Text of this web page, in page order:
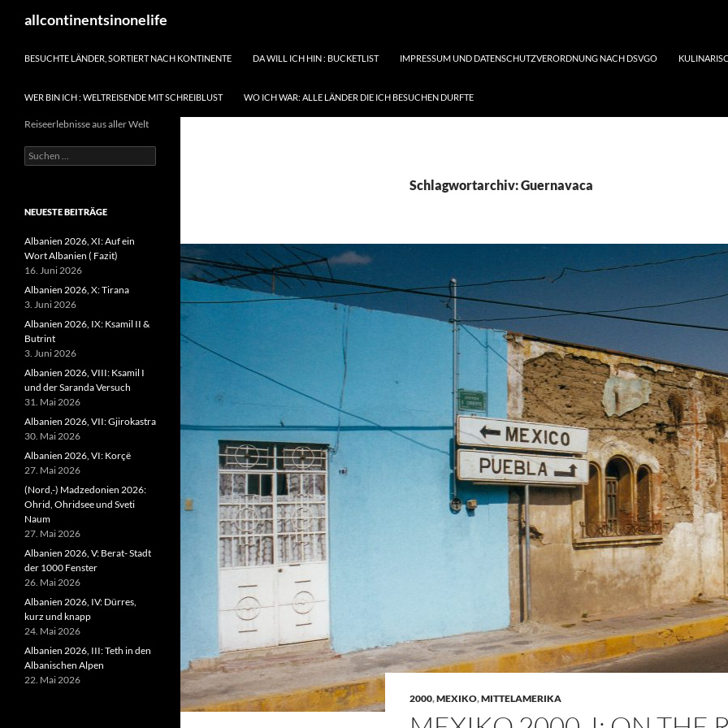
Inhaltallcontinentsinonelife
BESUCHTE LÄNDER, SORTIERT NACH KONTINENTE DA WILL ICH HIN : BUCKETLIST IMPRESSUM UND DATENSCHUTZVERORDNUNG NACH DSVGO
WER BIN ICH : WELTREISENDE MIT SCHREIBLUST WO ICH WAR: ALLE LÄNDER DIE ICH BESUCHEN DURFTE
Schlagwortarchiv: Guernavaca
2000,MEXIKO,MITTELAMERIKA
Reiseerlebnisse aus aller Welt
Suchen
nach:
NEUESTE BEITRÄGE
Albanien 2026, XI: Auf ein
Wort Albanien ( Fazit)
16. Juni 2026
Albanien 2026, X: Tirana
3. Juni 2026
Albanien 2026, IX: Ksamil II &
Butrint
3. Juni 2026
Albanien 2026, VIII: Ksamil I
und der Saranda Versuch
31. Mai 2026
Albanien 2026, VII: Gjirokastra
30. Mai 2026
Albanien 2026, VI: Korçë
27. Mai 2026
(Nord,-) Madzedonien 2026:
Ohrid, Ohridsee und Sveti
Naum
27. Mai 2026
Albanien 2026, V: Berat- Stadt
der 1000 Fenster
26. Mai 2026
Albanien 2026, IV: Dürres,
kurz und knapp
24. Mai 2026
Albanien 2026, III: Teth in den
Albanischen Alpen
22. Mai 2026